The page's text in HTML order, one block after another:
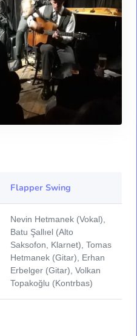
Flapper Swing
Nevin Hetmanek (Vokal),
Batu Şallıel (Alto
Saksofon, Klarnet), Tomas
Hetmanek (Gitar), Erhan
Erbelger (Gitar), Volkan
Topakoğlu (Kontrbas)